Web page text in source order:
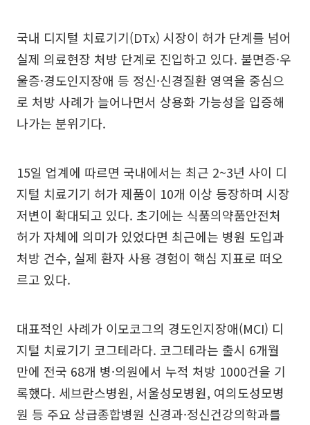
국내 디지털 치료기기(DTx) 시장이 허가 단계를 넘어
실제 의료현장 처방 단계로 진입하고 있다. 불면증·우
울증·경도인지장애 등 정신·신경질환 영역을 중심으
로 처방 사례가 늘어나면서 상용화 가능성을 입증해
나가는 분위기다.
15일 업계에 따르면 국내에서는 최근 2~3년 사이 디
지털 치료기기 허가 제품이 10개 이상 등장하며 시장
저변이 확대되고 있다. 초기에는 식품의약품안전처
허가 자체에 의미가 있었다면 최근에는 병원 도입과
처방 건수, 실제 환자 사용 경험이 핵심 지표로 떠오
르고 있다.
대표적인 사례가 이모코그의 경도인지장애(MCI) 디
지털 치료기기 코그테라다. 코그테라는 출시 6개월
만에 전국 68개 병·의원에서 누적 처방 1000건을 기
록했다. 세브란스병원, 서울성모병원, 여의도성모병
원 등 주요 상급종합병원 신경과·정신건강의학과를